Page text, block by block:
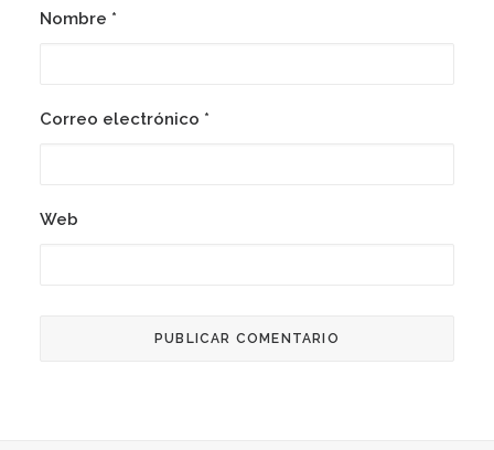
Nombre *
Correo electrónico *
Web